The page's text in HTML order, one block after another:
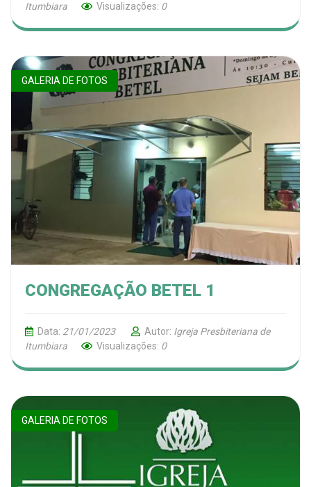
Itumbiara
Visualizações: 0
GALERIA DE FOTOS
CONGREGAÇÃO BETEL 1
Data: 21/01/2023 Autor: Igreja Presbiteriana de
Itumbiara
Visualizações: 0
GALERIA DE FOTOS